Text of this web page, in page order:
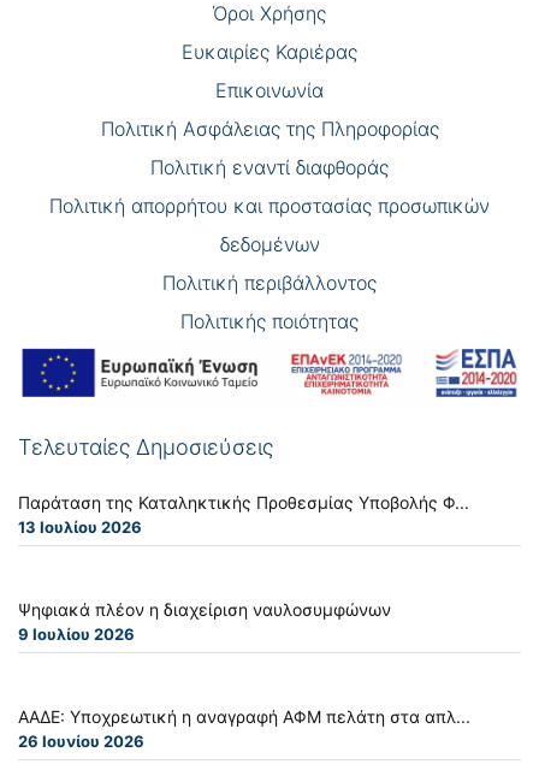
Όροι Χρήσης
Eυκαιρίες Καριέρας
Επικοινωνία
Πολιτική Ασφάλειας της Πληροφορίας
Πολιτική εναντί διαφθοράς
Πολιτική απορρήτου και προστασίας προσωπικών
δεδομένων
Πολιτική περιβάλλοντος
Πολιτικής ποιότητας
Τελευταίες Δημοσιεύσεις
Παράταση της Καταληκτικής Προθεσμίας Υποβολής Φ...
13 Ιουλίου 2026
Ψηφιακά πλέον η διαχείριση ναυλοσυμφώνων
9 Ιουλίου 2026
ΑΑΔΕ: Υποχρεωτική η αναγραφή ΑΦΜ πελάτη στα απλ...
26 Ιουνίου 2026